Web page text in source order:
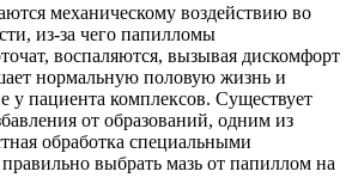
механическому воздействию во
из-за чего папилломы
воспаляются, вызывая дискомфорт
нормальную половую жизнь и
у пациента комплексов. Существует
от образований, одним из
обработка специальными
выбрать мазь от папиллом на